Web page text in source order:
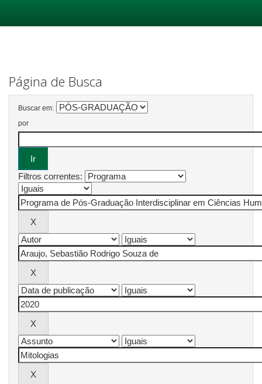
Página de Busca
Buscar em:
por
Filtros correntes: